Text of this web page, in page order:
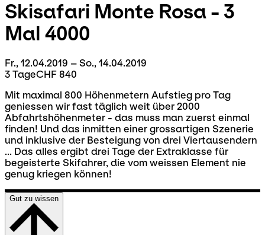
Skisafari Monte Rosa - 3
Mal 4000
Fr., 12.04.2019 – So., 14.04.2019
3 TageCHF 840
Mit maximal 800 Höhenmetern Aufstieg pro Tag
geniessen wir fast täglich weit über 2000
Abfahrtshöhenmeter - das muss man zuerst einmal
finden! Und das inmitten einer grossartigen Szenerie
und inklusive der Besteigung von drei Viertausendern
... Das alles ergibt drei Tage der Extraklasse für
begeisterte Skifahrer, die vom weissen Element nie
genug kriegen können!
Gut zu wissen